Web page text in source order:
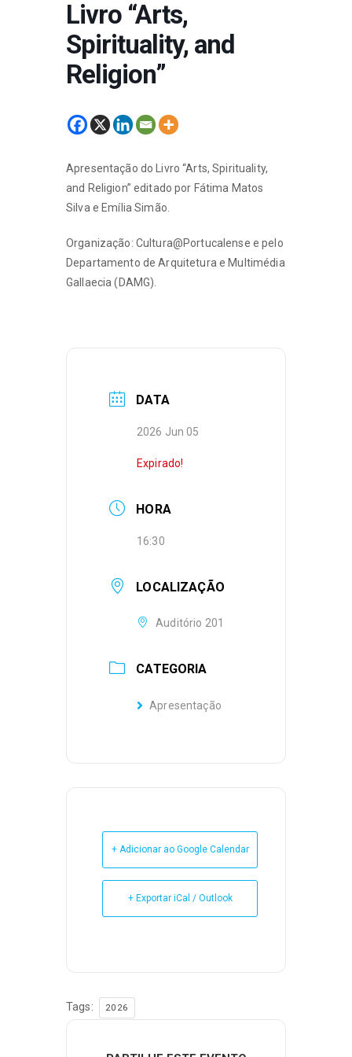
Livro “Arts,
Spirituality, and
Religion”
Apresentação do Livro “Arts, Spirituality,
and Religion” editado por Fátima Matos
Silva e Emília Simão.
Organização: Cultura@Portucalense e pelo
Departamento de Arquitetura e Multimédia
Gallaecia (DAMG).
DATA
2026 Jun 05
Expirado!
HORA
16:30
LOCALIZAÇÃO
Auditório 201
CATEGORIA
Apresentação
+ Adicionar ao Google Calendar
+ Exportar iCal / Outlook
Tags: 2026